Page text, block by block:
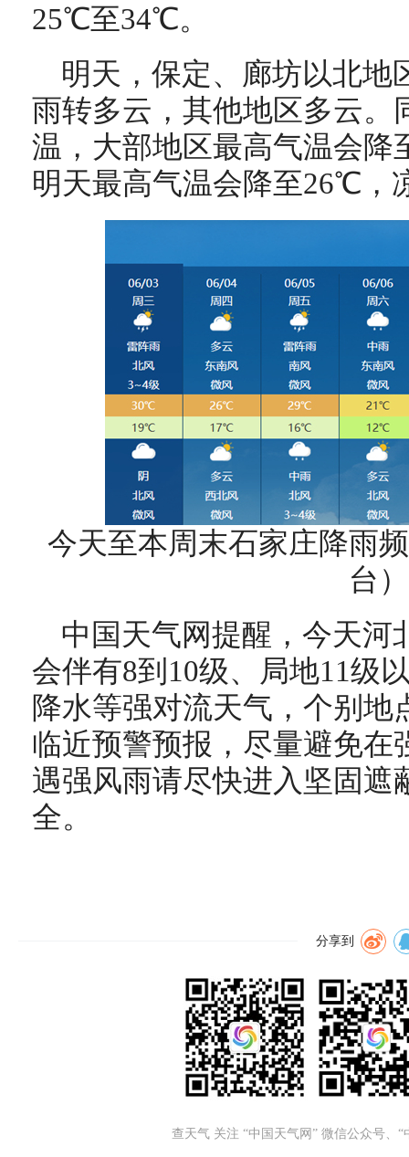
25℃至34℃。
明天，保定、廊坊以北地
雨转多云，其他地区多云。
温，大部地区最高气温会
明天最高气温会降至26℃，
今天至本周末石家庄降雨
台）
中国天气网提醒，今天河
会伴有8到10级、局地11级
降水等强对流天气，个别
临近预警预报，尽量避免在
遇强风雨请尽快进入坚固遮
全。
分享到
查天气 关注 “中国天气网” 微信公众号、